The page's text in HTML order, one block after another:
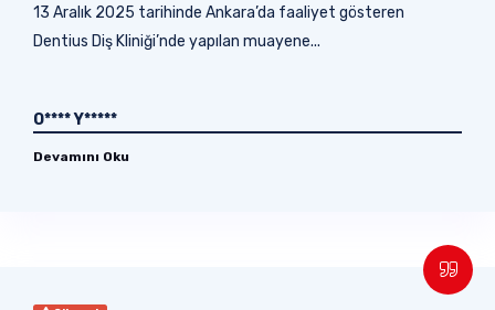
13 Aralık 2025 tarihinde Ankara’da faaliyet gösteren
Dentius Diş Kliniği’nde yapılan muayene...
O**** Y*****
Devamını Oku